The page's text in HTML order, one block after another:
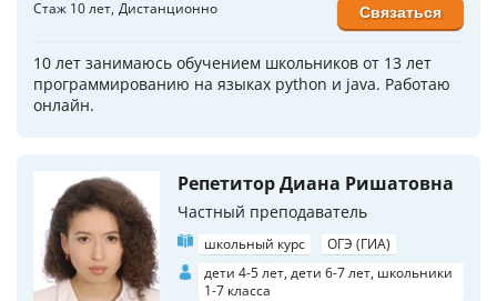
Стаж 10 лет Дистанционно
10 лет занимаюсь обучением школьников от 13 лет
программированию на языках python и java. Работаю
онлайн.
Связаться
Репетитор Диана Ришатовна
Частный преподаватель
школьный курс
ОГЭ (ГИА)
дети 4-5 лет, дети 6-7 лет, школьники
1-7 класса